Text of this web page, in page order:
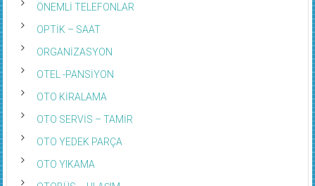
ÖNEMLİ TELEFONLAR
OPTİK – SAAT
ORGANİZASYON
OTEL -PANSİYON
OTO KİRALAMA
OTO SERVİS – TAMİR
OTO YEDEK PARÇA
OTO YIKAMA